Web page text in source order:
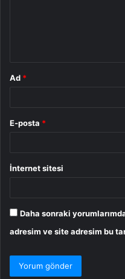
Ad *
E-posta *
İnternet sitesi
Daha sonraki
adresim ve site adresim bu